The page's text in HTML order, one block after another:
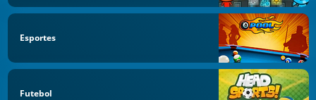
Esportes
Futebol